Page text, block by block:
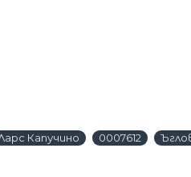
Капучино 0007612